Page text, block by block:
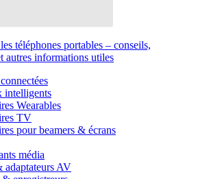
téléphones portables – conseils,
autres informations utiles
intelligents
Wearables
TV
pour beamers & écrans
média
adaptateurs AV